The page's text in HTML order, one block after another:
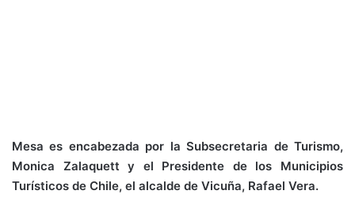
Mesa es encabezada por la Subsecretaria de Turismo,
Monica Zalaquett y el Presidente de los Municipios
Turísticos de Chile, el alcalde de Vicuña, Rafael Vera.